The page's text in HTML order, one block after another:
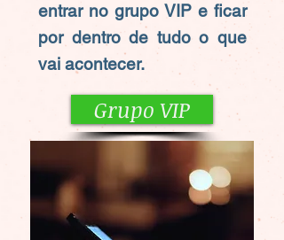
entrar no grupo VIP e ficar
por dentro de tudo o que
vai acontecer.
Grupo VIP